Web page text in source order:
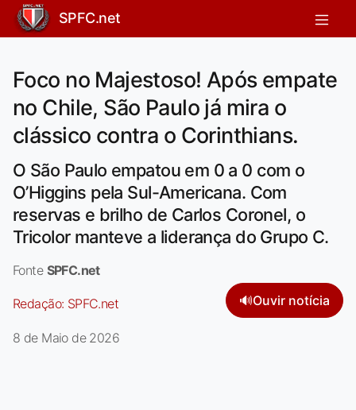
SPFC.net
Foco no Majestoso! Após empate
no Chile, São Paulo já mira o
clássico contra o Corinthians.
O São Paulo empatou em 0 a 0 com o
O’Higgins pela Sul-Americana. Com
reservas e brilho de Carlos Coronel, o
Tricolor manteve a liderança do Grupo C.
Fonte SPFC.net
Redação: SPFC.net 🔊Ouvir notícia
8 de Maio de 2026